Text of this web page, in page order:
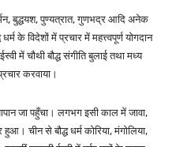
बुद्धयश, पुण्यत्रात, गुणभद्र आदि अनेक
के विदेशों में प्रचार में महत्त्वपूर्ण योगदान
में चौथी बौद्ध संगीति बुलाई तथा मध्य
करवाया।
जा पहुँचा। लगभग इसी काल में जावा,
हुआ। चीन से बौद्ध धर्म कोरिया, मंगोलिया,